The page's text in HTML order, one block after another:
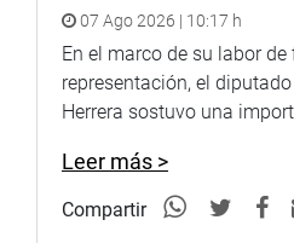
07 Ago 2026 | 10:17 h
En el marco de su labor
representación, el
Herrera sostuvo una
Leer más >
Compartir